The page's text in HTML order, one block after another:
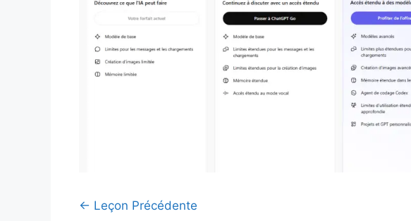
← Leçon Précédente